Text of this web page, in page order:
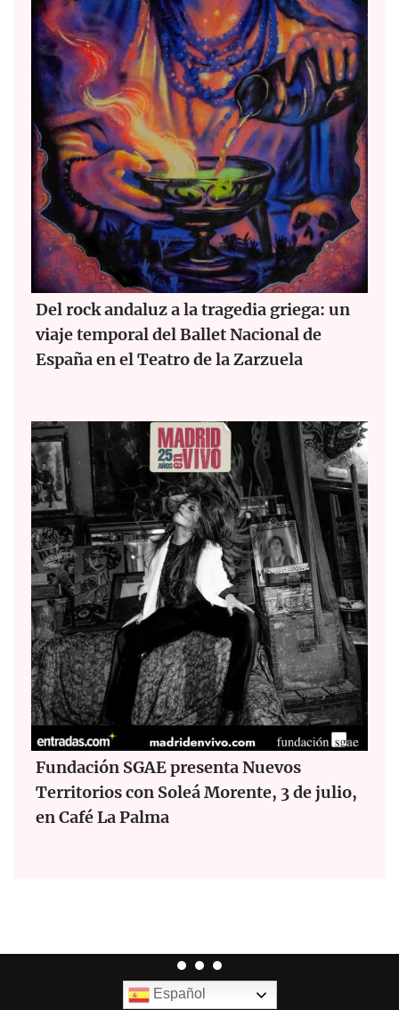
Del rock andaluz a la tragedia griega: un
viaje temporal del Ballet Nacional de
España en el Teatro de la Zarzuela
Fundación SGAE presenta Nuevos
Territorios con Soleá Morente, 3 de julio,
en Café La Palma
Español